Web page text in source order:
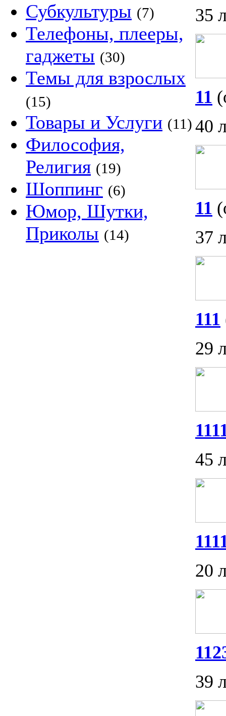
Субкультуры (7)
Телефоны, плееры,
гаджеты (30)
Темы для взрослых
(15)
Товары и Услуги (11)
Философия,
Религия (19)
Шоппинг (6)
Юмор, Шутки,
Приколы (14)
35
11
40
11
37
111
29
45
20
39